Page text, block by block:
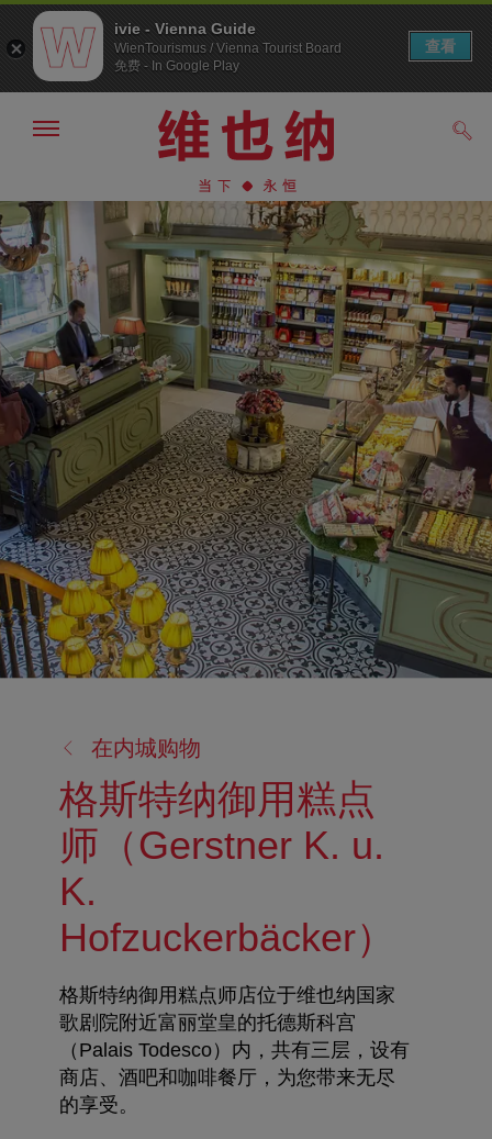
往
导
航
往
内
容
显
藏
导
航
在内城购物
格斯特纳御用糕点
师（Gerstner K. u.
K.
Hofzuckerbäcker）
格斯特纳御用糕点师店位于维也纳国家
歌剧院附近富丽堂皇的托德斯科宫
（Palais Todesco）内，共有三层，设有
商店、酒吧和咖啡餐厅，为您带来无尽
的享受。
ivie - Vienna Guide
WienTourismus / Vienna Tourist Board
免费 - In Google Play
查看